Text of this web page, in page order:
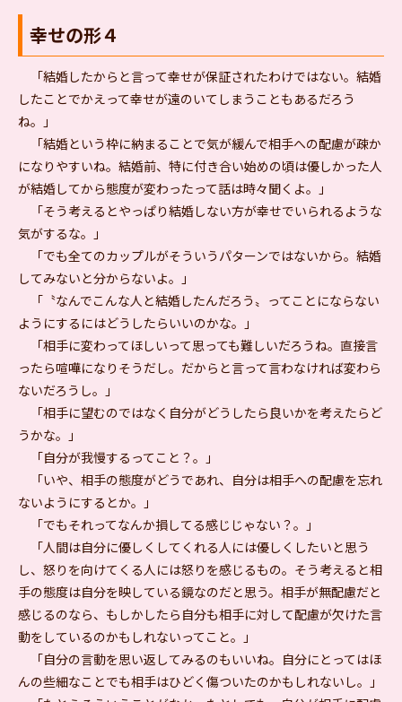
幸せの形４
「結婚したからと言って幸せが保証されたわけではない。結婚
したことでかえって幸せが遠のいてしまうこともあるだろう
ね。」
「結婚という枠に納まることで気が緩んで相手への配慮が疎か
になりやすいね。結婚前、特に付き合い始めの頃は優しかった人
が結婚してから態度が変わったって話は時々聞くよ。」
「そう考えるとやっぱり結婚しない方が幸せでいられるような
気がするな。」
「でも全てのカップルがそういうパターンではないから。結婚
してみないと分からないよ。」
「〝なんでこんな人と結婚したんだろう〟ってことにならない
ようにするにはどうしたらいいのかな。」
「相手に変わってほしいって思っても難しいだろうね。直接言
ったら喧嘩になりそうだし。だからと言って言わなければ変わら
ないだろうし。」
「相手に望むのではなく自分がどうしたら良いかを考えたらど
うかな。」
「自分が我慢するってこと？。」
「いや、相手の態度がどうであれ、自分は相手への配慮を忘れ
ないようにするとか。」
「でもそれってなんか損してる感じじゃない？。」
「人間は自分に優しくしてくれる人には優しくしたいと思う
し、怒りを向けてくる人には怒りを感じるもの。そう考えると相
手の態度は自分を映している鏡なのだと思う。相手が無配慮だと
感じるのなら、もしかしたら自分も相手に対して配慮が欠けた言
動をしているのかもしれないってこと。」
「自分の言動を思い返してみるのもいいね。自分にとってはほ
んの些細なことでも相手はひどく傷ついたのかもしれないし。」